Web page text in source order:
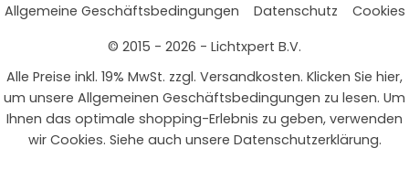
Allgemeine Geschäftsbedingungen Datenschutz
Cookies
© 2015 - 2026 - Lichtxpert B.V.
Alle Preise inkl. 19% MwSt. zzgl. Versandkosten. Klicken Sie hier,
um unsere Allgemeinen Geschäftsbedingungen zu lesen. Um
Ihnen das optimale shopping-Erlebnis zu geben, verwenden
wir Cookies. Siehe auch unsere Datenschutzerklärung.